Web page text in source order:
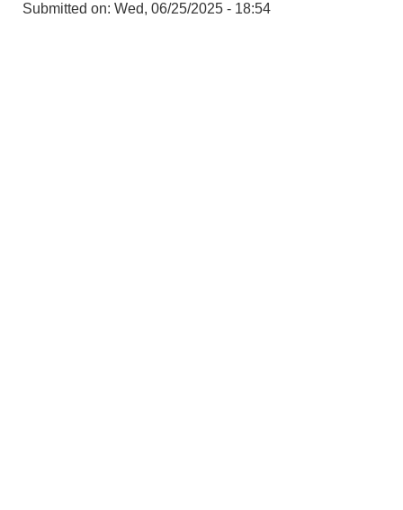
Submitted on: Wed, 06/25/2025 - 18:54